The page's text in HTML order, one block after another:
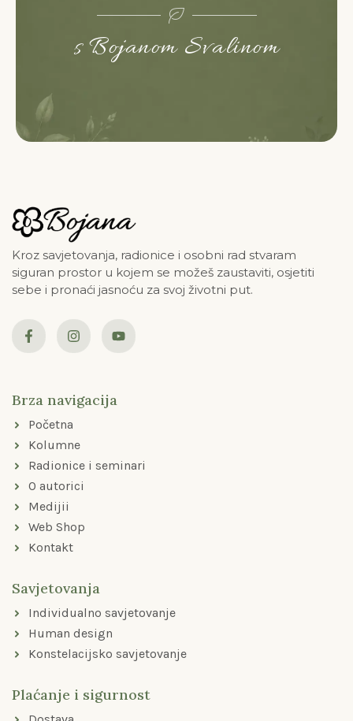
s Bojanom Svalinom
Kroz savjetovanja, radionice i osobni rad stvaram
siguran prostor u kojem se možeš zaustaviti, osjetiti
sebe i pronaći jasnoću za svoj životni put.
a
o
k
-
f
n
g
r
o
Brza navigacija
Početna
Kolumne
Radionice i seminari
O autorici
Medijii
Web Shop
Kontakt
Savjetovanja
Individualno savjetovanje
Human design
Konstelacijsko savjetovanje
Plaćanje i sigurnost